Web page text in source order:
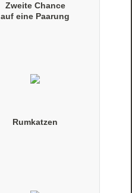
Zweite Chance
auf eine Paarung
Rumkatzen